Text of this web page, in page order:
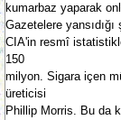
kumarbaz yaparak
Gazetelere yansıdığı
CIA'in resmî
150
milyon. Sigara içen
üreticisi
Phillip Morris. Bu da